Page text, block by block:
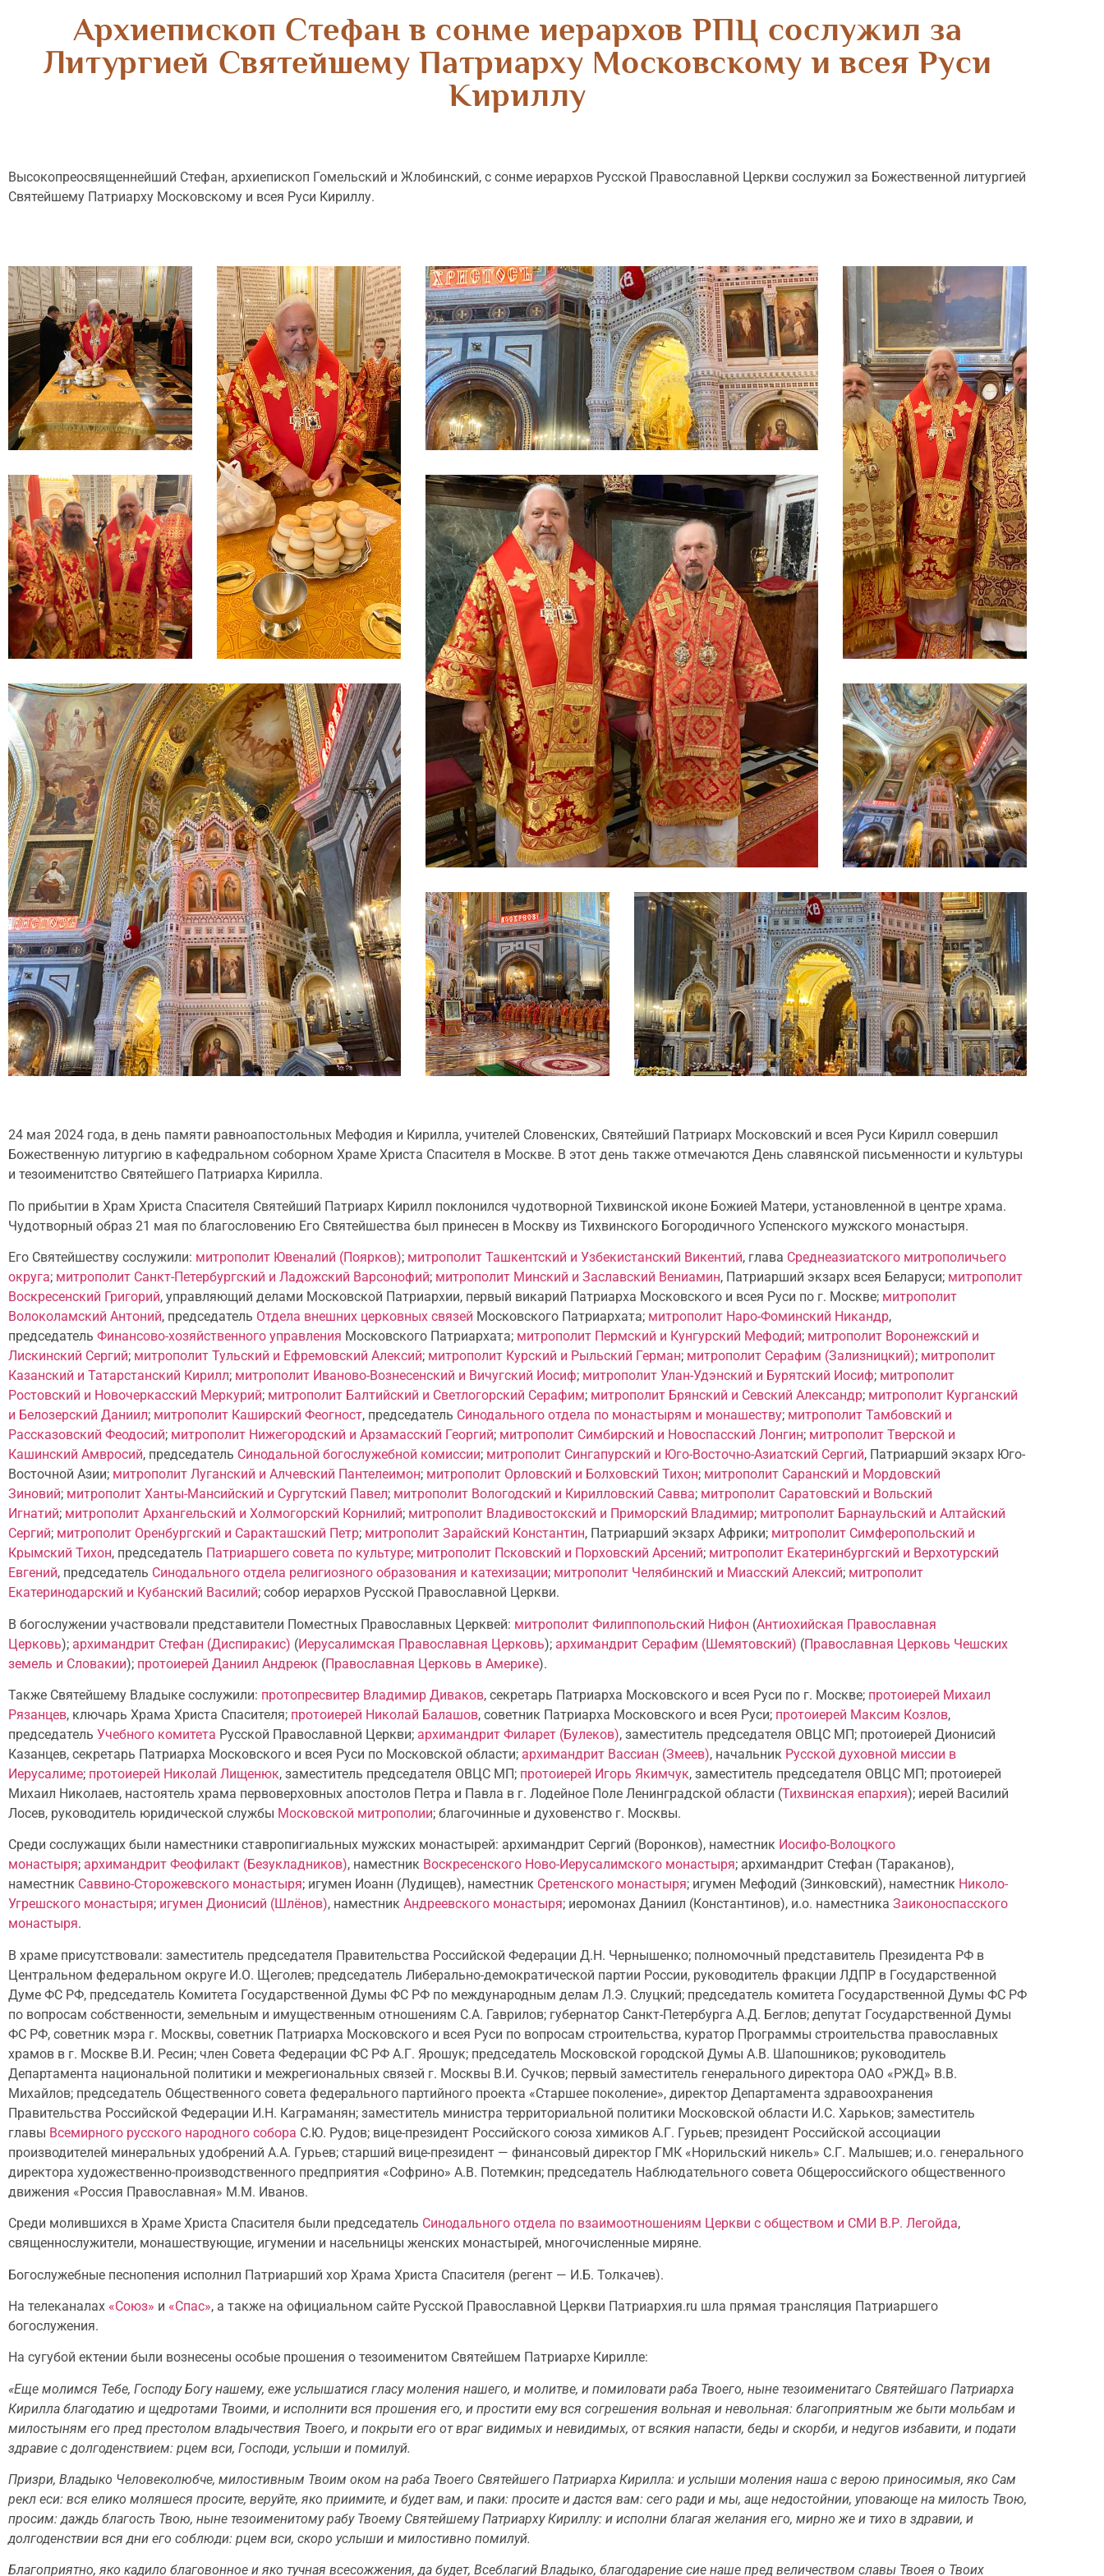
Архиепископ Стефан в сонме иерархов РПЦ сослужил за
Литургией Святейшему Патриарху Московскому и всея Руси
Кириллу
Высокопреосвященнейший Стефан, архиепископ Гомельский и Жлобинский, с сонме иерархов Русской Православной Церкви сослужил за Божественной литургией
Святейшему Патриарху Московскому и всея Руси Кириллу.
24 мая 2024 года, в день памяти равноапостольных Мефодия и Кирилла, учителей Словенских, Святейший Патриарх Московский и всея Руси Кирилл совершил
Божественную литургию в кафедральном соборном Храме Христа Спасителя в Москве. В этот день также отмечаются День славянской письменности и культуры
и тезоименитство Святейшего Патриарха Кирилла.
По прибытии в Храм Христа Спасителя Святейший Патриарх Кирилл поклонился чудотворной Тихвинской иконе Божией Матери, установленной в центре храма.
Чудотворный образ 21 мая по благословению Его Святейшества был принесен в Москву из Тихвинского Богородичного Успенского мужского монастыря.
Его Святейшеству сослужили: митрополит Ювеналий (Поярков); митрополит Ташкентский и Узбекистанский Викентий, глава Среднеазиатского митрополичьего
округа; митрополит Санкт-Петербургский и Ладожский Варсонофий; митрополит Минский и Заславский Вениамин, Патриарший экзарх всея Беларуси; митрополит
Воскресенский Григорий, управляющий делами Московской Патриархии, первый викарий Патриарха Московского и всея Руси по г. Москве; митрополит
Волоколамский Антоний, председатель Отдела внешних церковных связей Московского Патриархата; митрополит Наро-Фоминский Никандр,
председатель Финансово-хозяйственного управления Московского Патриархата; митрополит Пермский и Кунгурский Мефодий; митрополит Воронежский и
Лискинский Сергий; митрополит Тульский и Ефремовский Алексий; митрополит Курский и Рыльский Герман; митрополит Серафим (Зализницкий); митрополит
Казанский и Татарстанский Кирилл; митрополит Иваново-Вознесенский и Вичугский Иосиф; митрополит Улан-Удэнский и Бурятский Иосиф; митрополит
Ростовский и Новочеркасский Меркурий; митрополит Балтийский и Светлогорский Серафим; митрополит Брянский и Севский Александр; митрополит Курганский
и Белозерский Даниил; митрополит Каширский Феогност, председатель Синодального отдела по монастырям и монашеству; митрополит Тамбовский и
Рассказовский Феодосий; митрополит Нижегородский и Арзамасский Георгий; митрополит Симбирский и Новоспасский Лонгин; митрополит Тверской и
Кашинский Амвросий, председатель Синодальной богослужебной комиссии; митрополит Сингапурский и Юго-Восточно-Азиатский Сергий, Патриарший экзарх Юго-
Восточной Азии; митрополит Луганский и Алчевский Пантелеимон; митрополит Орловский и Болховский Тихон; митрополит Саранский и Мордовский
Зиновий; митрополит Ханты-Мансийский и Сургутский Павел; митрополит Вологодский и Кирилловский Савва; митрополит Саратовский и Вольский
Игнатий; митрополит Архангельский и Холмогорский Корнилий; митрополит Владивостокский и Приморский Владимир; митрополит Барнаульский и Алтайский
Сергий; митрополит Оренбургский и Саракташский Петр; митрополит Зарайский Константин, Патриарший экзарх Африки; митрополит Симферопольский и
Крымский Тихон, председатель Патриаршего совета по культуре; митрополит Псковский и Порховский Арсений; митрополит Екатеринбургский и Верхотурский
Евгений, председатель Синодального отдела религиозного образования и катехизации; митрополит Челябинский и Миасский Алексий; митрополит
Екатеринодарский и Кубанский Василий; собор иерархов Русской Православной Церкви.
В богослужении участвовали представители Поместных Православных Церквей: митрополит Филиппопольский Нифон (Антиохийская Православная
Церковь); архимандрит Стефан (Диспиракис) (Иерусалимская Православная Церковь); архимандрит Серафим (Шемятовский) (Православная Церковь Чешских
земель и Словакии); протоиерей Даниил Андреюк (Православная Церковь в Америке).
Также Святейшему Владыке сослужили: протопресвитер Владимир Диваков, секретарь Патриарха Московского и всея Руси по г. Москве; протоиерей Михаил
Рязанцев, ключарь Храма Христа Спасителя; протоиерей Николай Балашов, советник Патриарха Московского и всея Руси; протоиерей Максим Козлов,
председатель Учебного комитета Русской Православной Церкви; архимандрит Филарет (Булеков), заместитель председателя ОВЦС МП; протоиерей Дионисий
Казанцев, секретарь Патриарха Московского и всея Руси по Московской области; архимандрит Вассиан (Змеев), начальник Русской духовной миссии в
Иерусалиме; протоиерей Николай Лищенюк, заместитель председателя ОВЦС МП; протоиерей Игорь Якимчук, заместитель председателя ОВЦС МП; протоиерей
Михаил Николаев, настоятель храма первоверховных апостолов Петра и Павла в г. Лодейное Поле Ленинградской области (Тихвинская епархия); иерей Василий
Лосев, руководитель юридической службы Московской митрополии; благочинные и духовенство г. Москвы.
Среди сослужащих были наместники ставропигиальных мужских монастырей: архимандрит Сергий (Воронков), наместник Иосифо-Волоцкого
монастыря; архимандрит Феофилакт (Безукладников), наместник Воскресенского Ново-Иерусалимского монастыря; архимандрит Стефан (Тараканов),
наместник Саввино-Сторожевского монастыря; игумен Иоанн (Лудищев), наместник Сретенского монастыря; игумен Мефодий (Зинковский), наместник Николо-
Угрешского монастыря; игумен Дионисий (Шлёнов), наместник Андреевского монастыря; иеромонах Даниил (Константинов), и.о. наместника Заиконоспасского
монастыря.
В храме присутствовали: заместитель председателя Правительства Российской Федерации Д.Н. Чернышенко; полномочный представитель Президента РФ в
Центральном федеральном округе И.О. Щеголев; председатель Либерально-демократической партии России, руководитель фракции ЛДПР в Государственной
Думе ФС РФ, председатель Комитета Государственной Думы ФС РФ по международным делам Л.Э. Слуцкий; председатель комитета Государственной Думы ФС РФ
по вопросам собственности, земельным и имущественным отношениям С.А. Гаврилов; губернатор Санкт-Петербурга А.Д. Беглов; депутат Государственной Думы
ФС РФ, советник мэра г. Москвы, советник Патриарха Московского и всея Руси по вопросам строительства, куратор Программы строительства православных
храмов в г. Москве В.И. Ресин; член Совета Федерации ФС РФ А.Г. Ярошук; председатель Московской городской Думы А.В. Шапошников; руководитель
Департамента национальной политики и межрегиональных связей г. Москвы В.И. Сучков; первый заместитель генерального директора ОАО «РЖД» В.В.
Михайлов; председатель Общественного совета федерального партийного проекта «Старшее поколение», директор Департамента здравоохранения
Правительства Российской Федерации И.Н. Каграманян; заместитель министра территориальной политики Московской области И.С. Харьков; заместитель
главы Всемирного русского народного собора С.Ю. Рудов; вице-президент Российского союза химиков А.Г. Гурьев; президент Российской ассоциации
производителей минеральных удобрений А.А. Гурьев; старший вице-президент — финансовый директор ГМК «Норильский никель» С.Г. Малышев; и.о. генерального
директора художественно-производственного предприятия «Софрино» А.В. Потемкин; председатель Наблюдательного совета Общероссийского общественного
движения «Россия Православная» М.М. Иванов.
Среди молившихся в Храме Христа Спасителя были председатель Синодального отдела по взаимоотношениям Церкви с обществом и СМИ В.Р. Легойда,
священнослужители, монашествующие, игумении и насельницы женских монастырей, многочисленные миряне.
Богослужебные песнопения исполнил Патриарший хор Храма Христа Спасителя (регент — И.Б. Толкачев).
На телеканалах «Союз» и «Спас», а также на официальном сайте Русской Православной Церкви Патриархия.ru шла прямая трансляция Патриаршего
богослужения.
На сугубой ектении были вознесены особые прошения о тезоименитом Святейшем Патриархе Кирилле:
«Еще молимся Тебе, Господу Богу нашему, еже услышатися гласу моления нашего, и молитве, и помиловати раба Твоего, ныне тезоименитаго Святейшаго Патриарха
Кирилла благодатию и щедротами Твоими, и исполнити вся прошения его, и простити ему вся согрешения вольная и невольная: благоприятным же быти мольбам и
милостыням его пред престолом владычествия Твоего, и покрыти его от враг видимых и невидимых, от всякия напасти, беды и скорби, и недугов избавити, и подати
здравие с долгоденствием: рцем вси, Господи, услыши и помилуй.
Призри, Владыко Человеколюбче, милостивным Твоим оком на раба Твоего Святейшего Патриарха Кирилла: и услыши моления наша с верою приносимыя, яко Сам
рекл еси: вся елико моляшеся просите, веруйте, яко приимите, и будет вам, и паки: просите и дастся вам: сего ради и мы, аще недостойнии, уповающе на милость Твою,
просим: даждь благость Твою, ныне тезоименитому рабу Твоему Святейшему Патриарху Кириллу: и исполни благая желания его, мирно же и тихо в здравии, и
долгоденствии вся дни его соблюди: рцем вси, скоро услыши и милостивно помилуй.
Благоприятно, яко кадило благовонное и яко тучная всесожжения, да будет, Всеблагий Владыко, благодарение сие наше пред величеством славы Твоея о Твоих